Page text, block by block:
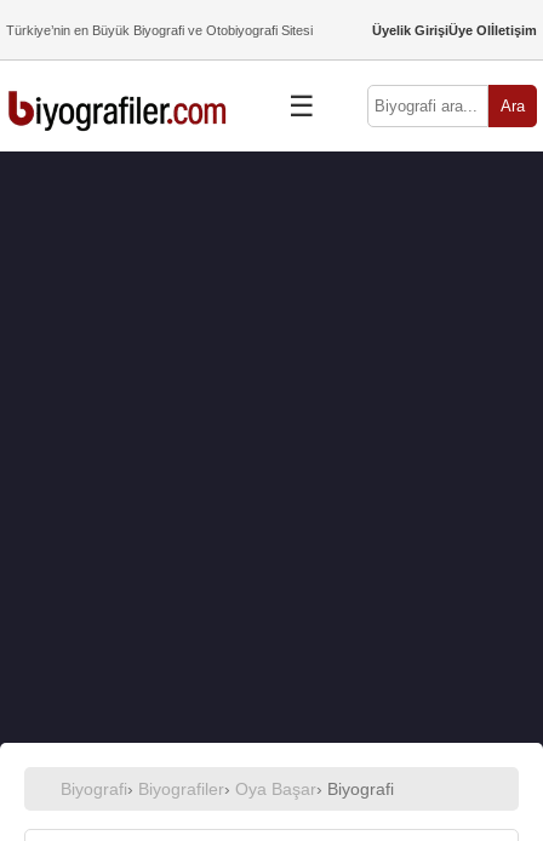
Türkiye’nin en Büyük Biyografi ve Otobiyografi Sitesi Üyelik GirişiÜye Olİletişim
☰ Ara
Biyografi› Biyografiler› Oya Başar› Biyografi